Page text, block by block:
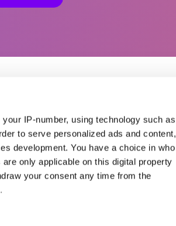
IP-number, using technology such as
to serve personalized ads and content,
development. You have a choice in who
only applicable on this digital property
your consent any time from the
un devis
à votre Espace
MENA
Americas